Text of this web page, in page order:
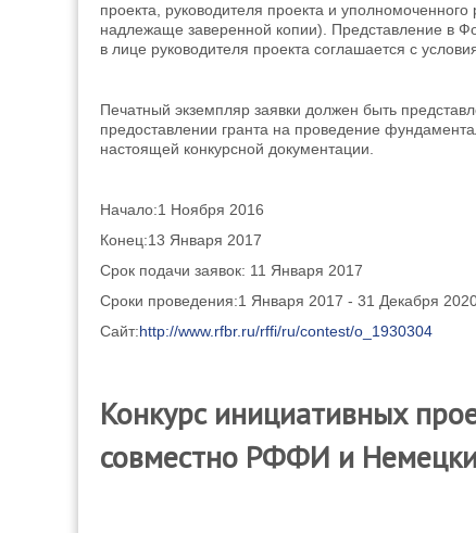
проекта, руководителя проекта и
надлежаще заверенной копии). Представление в
в лице руководителя проекта соглашается с
Печатный экземпляр заявки должен быть
предоставлении гранта на проведение
настоящей конкурсной документации.
Начало:1 Ноября 2016
Конец:13 Января 2017
Срок подачи заявок: 11 Января 2017
Сроки проведения:1 Января 2017 - 31 Декабря
Сайт:http://www.rfbr.ru/rffi/ru/contest/o_1930304
Конкурс инициативных
совместно РФФИ и